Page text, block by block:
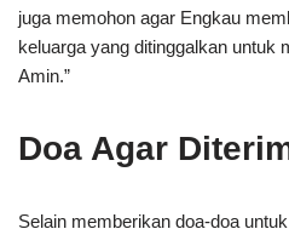
juga memohon agar Engkau
keluarga yang ditinggalkan untuk
Amin.”
Doa Agar
Selain memberikan doa-doa